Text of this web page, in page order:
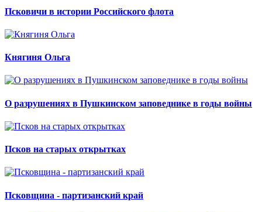
Псковичи в истории Российского флота
Княгиня Ольга
О разрушениях в Пушкинском заповеднике в годы войны
Псков на старых открытках
Псковщина - партизанский край